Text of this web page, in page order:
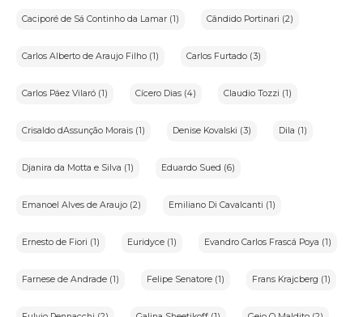
Caciporé de Sá Continho da Lamar (1) Cândido Portinari (2)
Carlos Alberto de Araujo Filho (1) Carlos Furtado (3)
Carlos Páez Vilaró (1) Cícero Dias (4) Claudio Tozzi (1)
Crisaldo dAssunção Morais (1) Denise Kovalski (3) Dila (1)
Djanira da Motta e Silva (1) Eduardo Sued (6)
Emanoel Alves de Araujo (2) Emiliano Di Cavalcanti (1)
Ernesto de Fiori (1) Euridyce (1) Evandro Carlos Frascá Poya (1)
Farnese de Andrade (1) Felipe Senatore (1) Frans Krajcberg (1)